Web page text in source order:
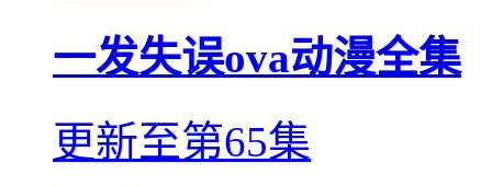
一发失误ova动漫全集
更新至第65集